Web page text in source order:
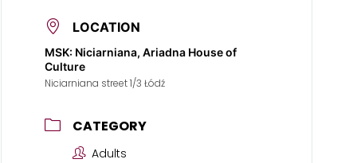
LOCATION
MSK: Niciarniana, Ariadna House of
Culture
Niciarniana street 1/3 Łódź
CATEGORY
Adults